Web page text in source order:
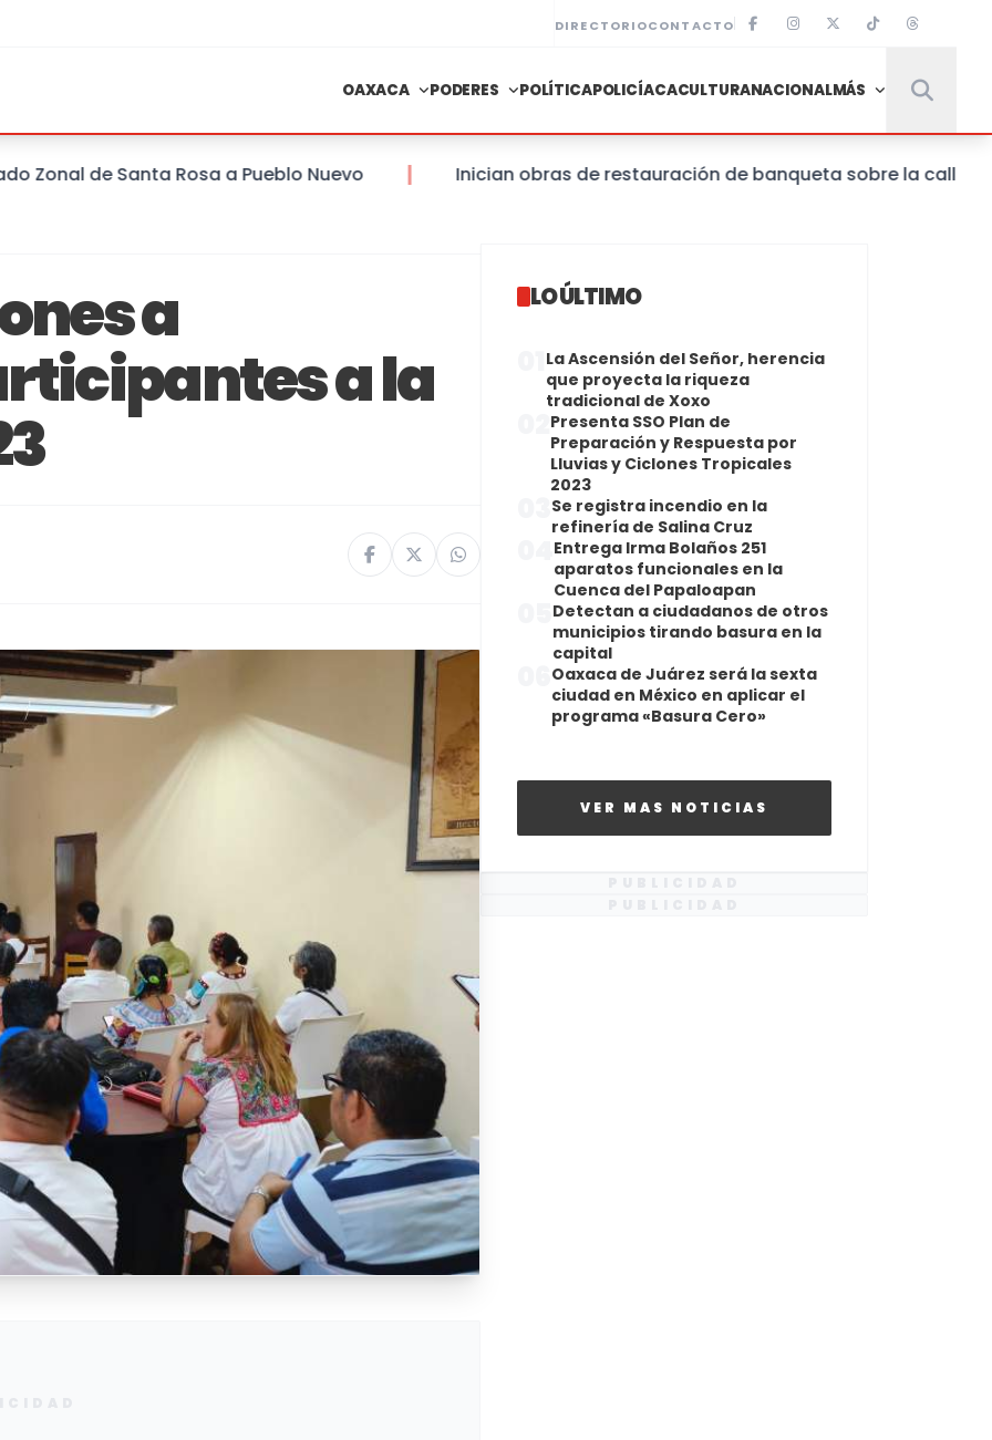
DIRECTORIOCONTACTO
OAXACA PODERES POLÍTICAPOLICÍACACULTURANACIONALMÁS
de Santa Rosa a Pueblo Nuevo Inician obras de restauración de banqueta sobre la calle de
a
a la
LO ÚLTIMO
La Ascensión del Señor, herencia
que proyecta la riqueza
tradicional de Xoxo
Presenta SSO Plan de
Preparación y Respuesta por
Lluvias y Ciclones Tropicales
2023
Se registra incendio en la
refinería de Salina Cruz
Entrega Irma Bolaños 251
aparatos funcionales en la
Cuenca del Papaloapan
Detectan a ciudadanos de otros
municipios tirando basura en la
capital
Oaxaca de Juárez será la sexta
ciudad en México en aplicar el
programa «Basura Cero»
VER MAS NOTICIAS